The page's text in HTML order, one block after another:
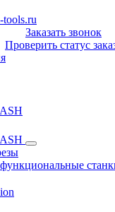
tools.ru
Заказать звонок
Проверить статус